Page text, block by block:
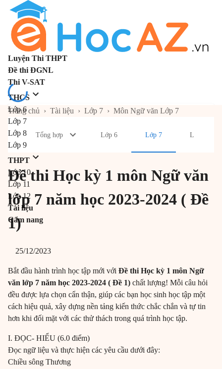
Luyện Thi THPT
Đề thi ĐGNL
Thi V-SAT
THCS
Lớp 6
Lớp 7
Lớp 8
Lớp 9
THPT
Lớp 10
Lớp 11
Lớp 12
Tài liệu
Cẩm nang
Trang chủ › Tài liệu › Lớp 7 › Môn Ngữ văn Lớp 7
Tổng hợp Lớp 6 Lớp 7 Lớp 8
Đề thi Học kỳ 1 môn Ngữ văn
lớp 7 năm học 2023-2024 ( Đề
1)
25/12/2023
Bắt đầu hành trình học tập mới với Đề thi Học kỳ 1 môn Ngữ
văn lớp 7 năm học 2023-2024 ( Đề 1) chất lượng! Mỗi câu hỏi
đều được lựa chọn cẩn thận, giúp các bạn học sinh học tập một
cách hiệu quả, xây dựng nền tảng kiến thức chắc chắn và tự tin
hơn khi đối mặt với các thử thách trong quá trình học tập.
I. ĐỌC- HIỂU (6.0 điểm)
Đọc ngữ liệu và thực hiện các yêu cầu dưới đây:
Chiều sông Thương